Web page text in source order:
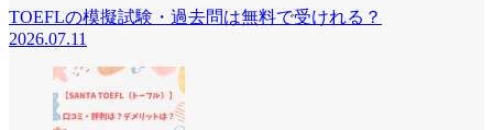
TOEFLの模擬試験・過去問は無料で受けれる？
2026.07.11